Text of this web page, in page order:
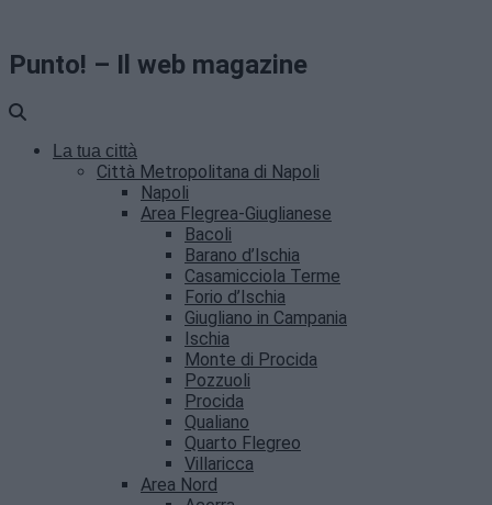
Punto! – Il web magazine
La tua città
Città Metropolitana di Napoli
Napoli
Area Flegrea-Giuglianese
Bacoli
Barano d’Ischia
Casamicciola Terme
Forio d’Ischia
Giugliano in Campania
Ischia
Monte di Procida
Pozzuoli
Procida
Qualiano
Quarto Flegreo
Villaricca
Area Nord